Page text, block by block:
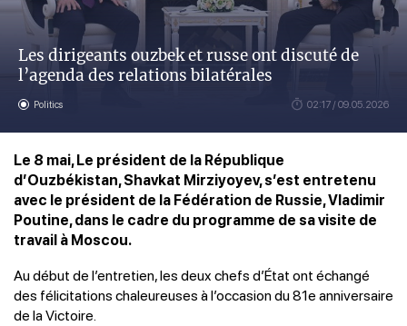
Les dirigeants ouzbek et russe ont discuté de
l’agenda des relations bilatérales
Politics 02:17 / 09.05.2026
Le 8 mai, Le président de la République
d’Ouzbékistan, Shavkat Mirziyoyev, s’est entretenu
avec le président de la Fédération de Russie, Vladimir
Poutine, dans le cadre du programme de sa visite de
travail à Moscou.
Au début de l’entretien, les deux chefs d’État ont échangé
des félicitations chaleureuses à l’occasion du 81e anniversaire
de la Victoire.